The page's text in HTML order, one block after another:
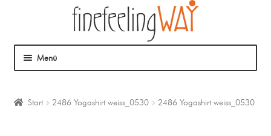
Menü
Start 2486 Yogashirt weiss_0530 2486 Yogashirt weiss_0530